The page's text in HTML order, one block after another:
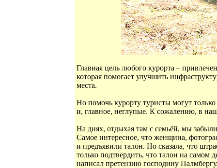
Главная цель любого курорта –
которая помогает улучшить
места.
Но помочь курорту туристы могут
и, главное, неглупые. К сожалению, в
На днях, отдыхая там с семьёй, мы
Самое интересное, что женщина,
и предъявили талон. Но сказала, что
только подтвердить, что талон на
написал претензию господину